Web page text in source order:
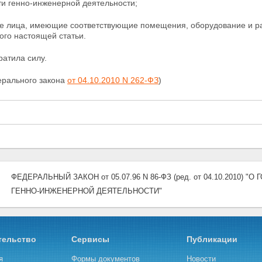
генно-инженерной деятельности;
лица, имеющие соответствующие помещения, оборудование и
настоящей статьи.
силу.
закона от 04.10.2010 N 262-ФЗ)
ФЕДЕРАЛЬНЫЙ ЗАКОН от 05.07.96 N 86-ФЗ (ред. от
ГЕННО-ИНЖЕНЕРНОЙ ДЕЯТЕЛЬНОСТИ"
Сервисы
Формы документов
Публикации
Новости